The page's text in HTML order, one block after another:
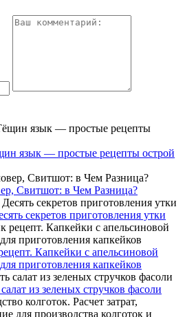
язык — простые рецепты острой
Свитшот: в Чем Разница?
секретов приготовления утки
Капкейки с апельсиновой
приготовления капкейков
из зеленых стручков фасоли